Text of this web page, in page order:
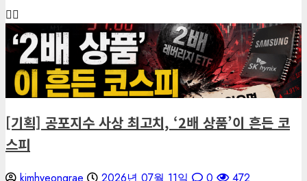
6 minutes read
게재된 글
편집장 칼럼
[기획] 공포지수 사상 최고치, ‘2배 상품’이 흔든 코
스피